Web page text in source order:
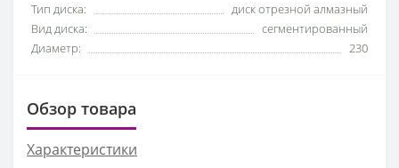
Тип диска:
диск отрезной алмазный
Вид диска:
сегментированный
Диаметр:
230
Обзор товара
Характеристики